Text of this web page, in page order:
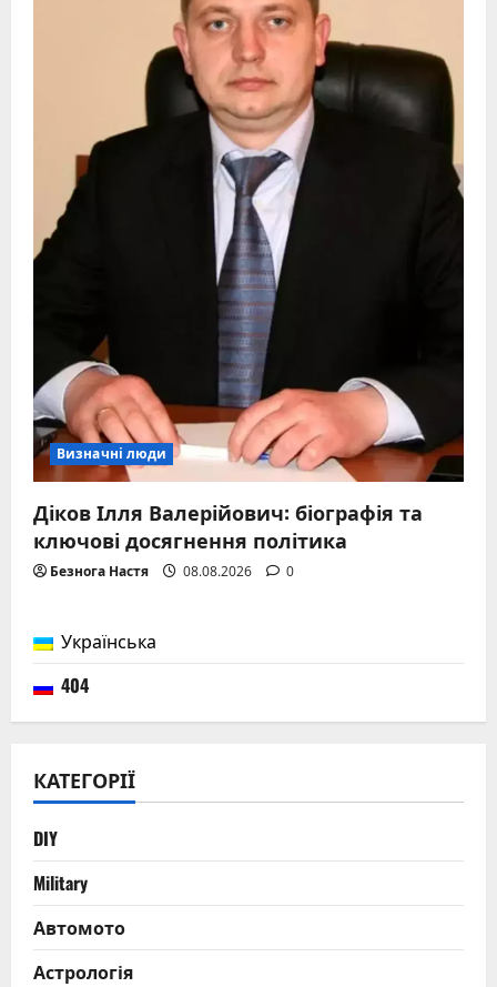
Визначні люди
Діков Ілля Валерійович: біографія та
ключові досягнення політика
Безнога Настя 08.08.2026 0
Українська
404
КАТЕГОРІЇ
DIY
Military
Автомото
Астрологія